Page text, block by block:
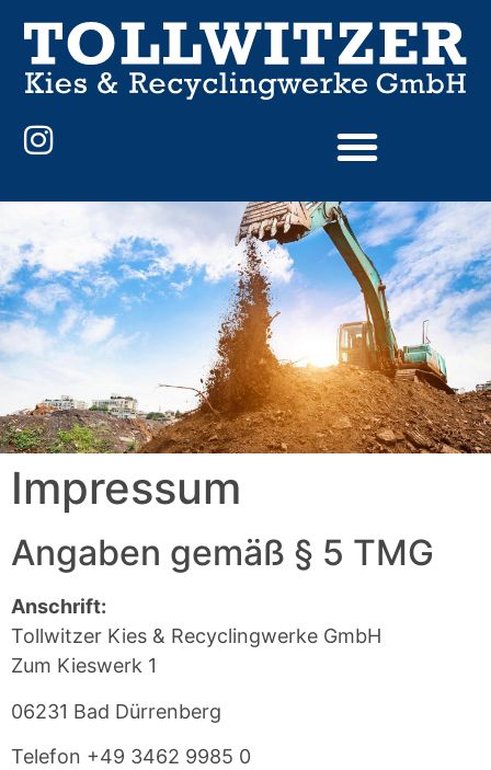
Impressum
Angaben gemäß § 5 TMG
Anschrift:
Tollwitzer Kies & Recyclingwerke GmbH
Zum Kieswerk 1
06231 Bad Dürrenberg
Telefon +49 3462 9985 0